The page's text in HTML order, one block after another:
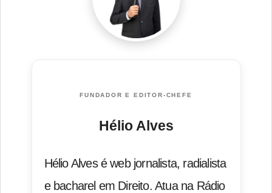
FUNDADOR E EDITOR-CHEFE
Hélio Alves
Hélio Alves é web jornalista, radialista
e bacharel em Direito. Atua na Rádio